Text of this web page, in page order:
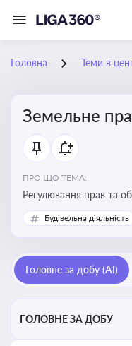
Головна Теми в
Земельне
ПРО ЩО ТЕМА:
Регулювання прав та
користування землею,
критично важливим
ефективного
Будівельна діяльність
Головне за добу (AI)
ГОЛОВНЕ ЗА ДОБУ